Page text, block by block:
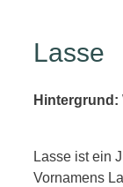
Lasse
Hintergrund:
Lasse ist ein
Vornamens